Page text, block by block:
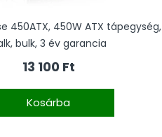
450ATX, 450W ATX tápegység,
bulk, 3 év garancia
13 100 Ft
Kosárba